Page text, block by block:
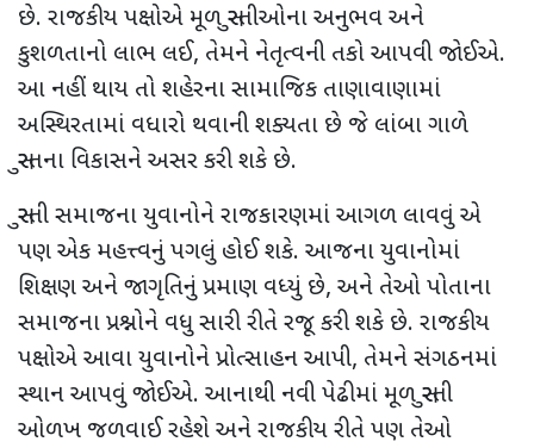
છે. રાજકીય પક્ષોએ મૂળ સુરતીઓના અનુભવ અને
કુશળતાનો લાભ લઈ, તેમને નેતૃત્વની તકો આપવી જોઈએ.
આ નહીં થાય તો શહેરના સામાજિક તાણાવાણામાં
અસ્થિરતામાં વધારો થવાની શક્યતા છે જે લાંબા ગાળે
સુરતના વિકાસને અસર કરી શકે છે.
સુરતી સમાજના યુવાનોને રાજકારણમાં આગળ લાવવું એ
પણ એક મહત્ત્વનું પગલું હોઈ શકે. આજના યુવાનોમાં
શિક્ષણ અને જાગૃતિનું પ્રમાણ વધ્યું છે, અને તેઓ પોતાના
સમાજના પ્રશ્નોને વધુ સારી રીતે રજૂ કરી શકે છે. રાજકીય
પક્ષોએ આવા યુવાનોને પ્રોત્સાહન આપી, તેમને સંગઠનમાં
સ્થાન આપવું જોઈએ. આનાથી નવી પેઢીમાં મૂળ સુરતી
ઓળખ જળવાઈ રહેશે અને રાજકીય રીતે પણ તેઓ